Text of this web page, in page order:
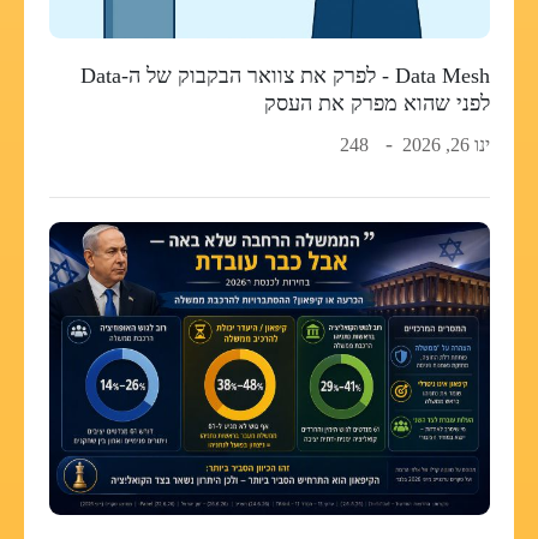
Data Mesh - לפרק את צוואר הבקבוק של ה-Data
לפני שהוא מפרק את העסק
ינו 26, 2026 248